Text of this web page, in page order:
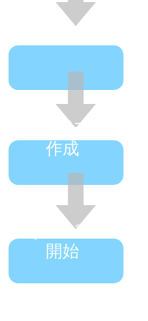
ケアプラン
作成
サービス
開始